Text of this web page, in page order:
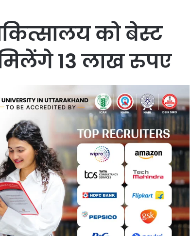
को बेस्ट
मिलेंगे 13 लाख रुपए